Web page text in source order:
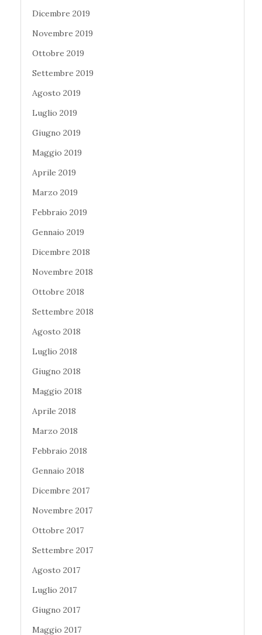
Dicembre 2019
Novembre 2019
Ottobre 2019
Settembre 2019
Agosto 2019
Luglio 2019
Giugno 2019
Maggio 2019
Aprile 2019
Marzo 2019
Febbraio 2019
Gennaio 2019
Dicembre 2018
Novembre 2018
Ottobre 2018
Settembre 2018
Agosto 2018
Luglio 2018
Giugno 2018
Maggio 2018
Aprile 2018
Marzo 2018
Febbraio 2018
Gennaio 2018
Dicembre 2017
Novembre 2017
Ottobre 2017
Settembre 2017
Agosto 2017
Luglio 2017
Giugno 2017
Maggio 2017